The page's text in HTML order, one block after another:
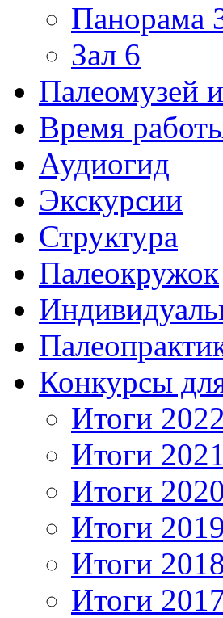
Панорама
Зал 6
Палеомузей
Время
Аудиогид
Экскурсии
Структура
Палеокружок
Конкурсы
Итоги
Итоги
Итоги
Итоги
Итоги
Итоги